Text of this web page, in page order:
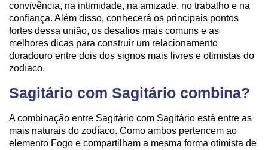
convivência, na intimidade, na amizade, no trabalho e na
confiança. Além disso, conhecerá os principais pontos
fortes dessa união, os desafios mais comuns e as
melhores dicas para construir um relacionamento
duradouro entre dois dos signos mais livres e otimistas do
zodíaco.
Sagitário com Sagitário combina?
A combinação entre Sagitário com Sagitário está entre as
mais naturais do zodíaco. Como ambos pertencem ao
elemento Fogo e compartilham a mesma forma otimista de